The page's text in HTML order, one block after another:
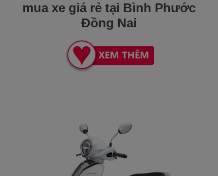
mua xe giá rẻ tại Bình Phước
Đồng Nai